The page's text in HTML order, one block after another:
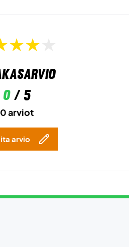
0/ 5
0 arviot
arvio